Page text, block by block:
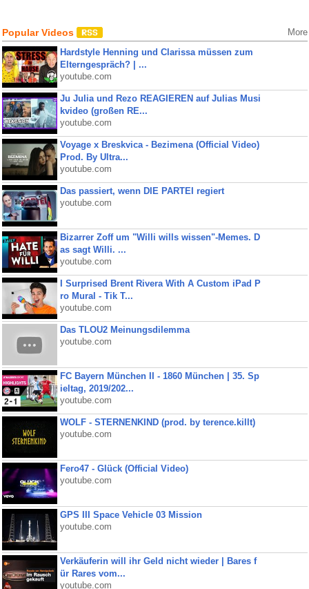
Popular Videos More
Hardstyle Henning und Clarissa müssen zum
Elterngespräch? | ...
youtube.com
Ju Julia und Rezo REAGIEREN auf Julias Musi
kvideo (großen RE...
youtube.com
Voyage x Breskvica - Bezimena (Official Video)
Prod. By Ultra...
youtube.com
Das passiert, wenn DIE PARTEI regiert
youtube.com
Bizarrer Zoff um "Willi wills wissen"-Memes. D
as sagt Willi. ...
youtube.com
I Surprised Brent Rivera With A Custom iPad P
ro Mural - Tik T...
youtube.com
Das TLOU2 Meinungsdilemma
youtube.com
FC Bayern München II - 1860 München | 35. Sp
ieltag, 2019/202...
youtube.com
WOLF - STERNENKIND (prod. by terence.killt)
youtube.com
Fero47 - Glück (Official Video)
youtube.com
GPS III Space Vehicle 03 Mission
youtube.com
Verkäuferin will ihr Geld nicht wieder | Bares f
ür Rares vom...
youtube.com